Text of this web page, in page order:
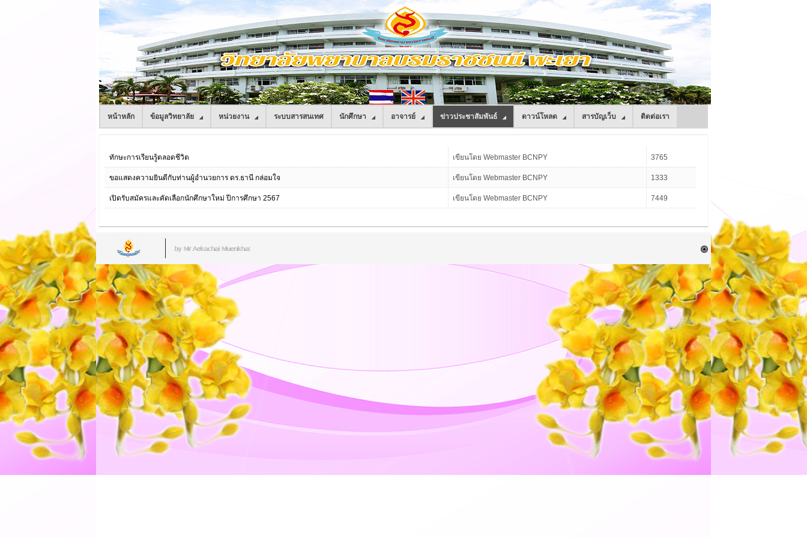
หน้าหลัก ข้อมูลวิทยาลัย หน่วยงาน ระบบสารสนเทศ นักศึกษา อาจารย์ ข่าวประชาสัมพันธ์ ดาวน์โหลด สารบัญเว็บ ติดต่อเรา
ทักษะการเรียนรู้ตลอดชีวิต เขียนโดย Webmaster BCNPY 3765
ขอแสดงความยินดีกับท่านผู้อำนวยการ ดร.ธานี กล่อมใจ เขียนโดย Webmaster BCNPY 1333
เปิดรับสมัครและคัดเลือกนักศึกษาใหม่ ปีการศึกษา 2567 เขียนโดย Webmaster BCNPY 7449
by Mr.Aekachai Muenkhat